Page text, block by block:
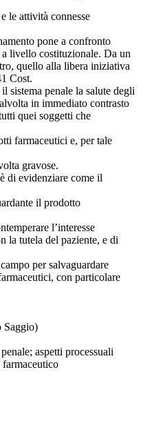
le attività connesse
pone a confronto
livello costituzionale. Da un
quello alla libera iniziativa
Cost.
sistema penale la salute degli
in immediato contrasto
quei soggetti che
farmaceutici e, per tale
gravose.
di evidenziare come il
il prodotto
l’interesse
la tutela del paziente, e di
per salvaguardare
con particolare
Saggio)
aspetti processuali